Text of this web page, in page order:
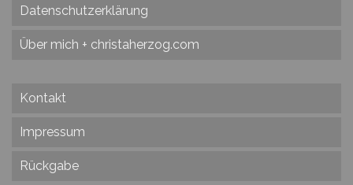
Datenschutzerklärung
Über mich + christaherzog.com
Kontakt
Impressum
Rückgabe